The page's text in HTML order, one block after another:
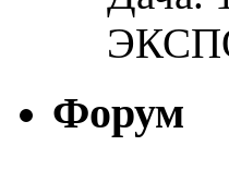
Форум